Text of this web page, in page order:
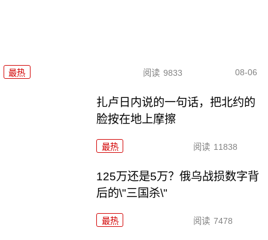
最热 阅读 9833 08-06
扎卢日内说的一句话，把北约的
脸按在地上摩擦
最热 阅读 11838
125万还是5万？俄乌战损数字背
后的\"三国杀\"
最热 阅读 7478